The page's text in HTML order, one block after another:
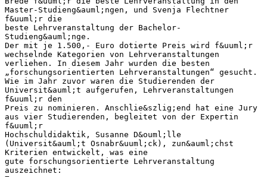
Master-Studieng&auml;ngen, und Svenja Flechtner
f&uuml;r die
beste Lehrveranstaltung der Bachelor-
Studieng&auml;nge.
Der mit je 1.500,- Euro dotierte Preis wird f&uuml;r
wechselnde Kategorien von Lehrveranstaltungen
verliehen. In diesem Jahr wurden die besten
„forschungsorientierten Lehrveranstaltungen“ gesucht.
Wie im Jahr zuvor waren die Studierenden der
Universit&auml;t aufgerufen, Lehrveranstaltungen
f&uuml;r den
Preis zu nominieren. Anschlie&szlig;end hat eine Jury
aus vier Studierenden, begleitet von der Expertin
f&uuml;r
Hochschuldidaktik, Susanne D&ouml;lle
(Universit&auml;t Osnabr&uuml;ck), zun&auml;chst
Kriterien entwickelt, was eine
gute forschungsorientierte Lehrveranstaltung
auszeichnet: